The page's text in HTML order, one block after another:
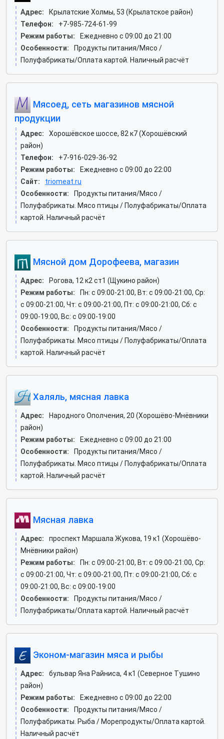
Адрес:
Крылатские Холмы, 53 (Крылатское район)
Телефон:
+7-985-724-61-99
Режим работы:
Ежедневно с 09:00 до 21:00
Особенности:
Продукты питания/Мясо /
Полуфабрикаты/Оплата картой. Наличный расчёт
Мясоед, сеть магазинов мясной
продукции
Адрес:
Хорошёвское шоссе, 82 к7 (Хорошёвский
район)
Телефон:
+7-916-029-36-92
Режим работы:
Ежедневно с 09:00 до 22:00
Сайт:
triomeat.ru
Особенности:
Продукты питания/Мясо /
Полуфабрикаты. Мясо птицы / Полуфабрикаты/Оплата
картой. Наличный расчёт
Мясной дом Дорофеева, магазин
Адрес:
Рогова, 12 к2 ст1 (Щукино район)
Режим работы:
Пн: c 09:00-21:00, Вт: c 09:00-21:00, Ср:
c 09:00-21:00, Чт: c 09:00-21:00, Пт: c 09:00-21:00, Сб: c
09:00-19:00, Вс: c 09:00-19:00
Особенности:
Продукты питания/Мясо /
Полуфабрикаты. Мясо птицы / Полуфабрикаты/Оплата
картой. Наличный расчёт
Халяль, мясная лавка
Адрес:
Народного Ополчения, 20 (Хорошёво-Мнёвники
район)
Режим работы:
Ежедневно с 09:00 до 21:00
Особенности:
Продукты питания/Мясо /
Полуфабрикаты. Мясо птицы / Полуфабрикаты/Оплата
картой. Наличный расчёт
Мясная лавка
Адрес:
проспект Маршала Жукова, 19 к1 (Хорошёво-
Мнёвники район)
Режим работы:
Пн: c 09:00-21:00, Вт: c 09:00-21:00, Ср:
c 09:00-21:00, Чт: c 09:00-21:00, Пт: c 09:00-21:00, Сб: c
09:00-21:00, Вс: c 09:00-19:00
Особенности:
Продукты питания/Мясо /
Полуфабрикаты/Оплата картой. Наличный расчёт
Эконом-магазин мяса и рыбы
Адрес:
бульвар Яна Райниса, 4 к1 (Северное Тушино
район)
Режим работы:
Ежедневно с 09:00 до 22:00
Особенности:
Продукты питания/Мясо /
Полуфабрикаты. Рыба / Морепродукты/Оплата картой.
Наличный расчёт